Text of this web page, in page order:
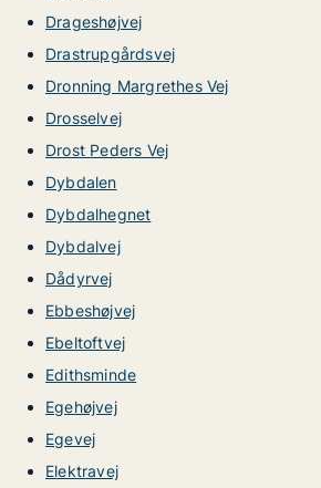
Drageshøjvej
Drastrupgårdsvej
Dronning Margrethes Vej
Drosselvej
Drost Peders Vej
Dybdalen
Dybdalhegnet
Dybdalvej
Dådyrvej
Ebbeshøjvej
Ebeltoftvej
Edithsminde
Egehøjvej
Egevej
Elektravej